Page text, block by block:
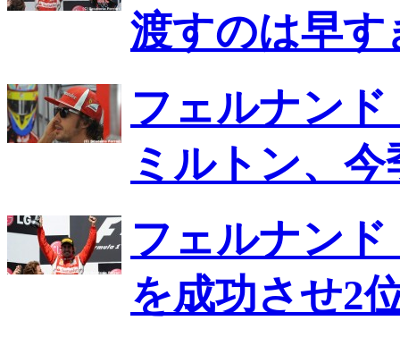
渡すのは早す
フェルナン
ミルトン、
フェルナン
を成功させ2